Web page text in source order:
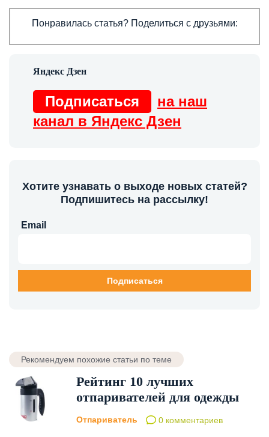
Понравилась статья? Поделиться с друзьями:
Подписаться
на наш
канал в Яндекс Дзен
Хотите узнавать о выходе новых статей?
Подпишитесь на рассылку!
Email
Рекомендуем похожие статьи по теме
Рейтинг 10 лучших
отпаривателей для одежды
Отпариватель 0 комментариев